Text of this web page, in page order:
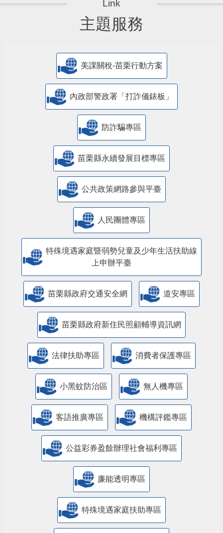
主題服務
美課關稅-苗栗行動方案
內政部警政署「打詐儀錶板」
防詐騙專區
苗栗縣永續發展目標專區
公共政策網路參與平臺
人民團體專區
特殊境遇家庭暨弱勢兒童及少年生活扶助線
上申辦平臺
苗栗縣政府交通安全網 道安專區
苗栗縣政府新住民照顧輔導資訊網
法律扶助專區 消費者保護專區
小黑蚊防治區 無人機專區
客語推廣專區 機構評鑑專區
公益彩券盈餘辦理社會福利專區
廉能透明專區
特殊境遇家庭扶助專區